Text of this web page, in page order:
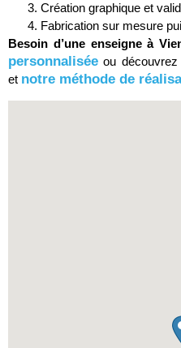
Création graphique et
Fabrication sur mesure
Besoin d’une enseigne à
personnalisée ou découvrez
et notre méthode de